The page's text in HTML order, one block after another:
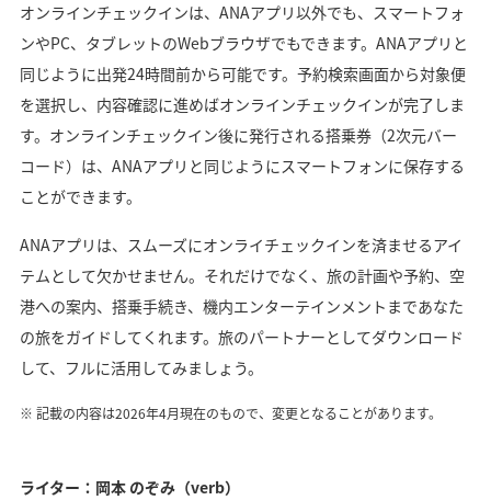
オンラインチェックインは、ANAアプリ以外でも、スマートフォ
ンやPC、タブレットのWebブラウザでもできます。ANAアプリと
同じように出発24時間前から可能です。予約検索画面から対象便
を選択し、内容確認に進めばオンラインチェックインが完了しま
す。オンラインチェックイン後に発行される搭乗券（2次元バー
コード）は、ANAアプリと同じようにスマートフォンに保存する
ことができます。
ANAアプリは、スムーズにオンライチェックインを済ませるアイ
テムとして欠かせません。それだけでなく、旅の計画や予約、空
港への案内、搭乗手続き、機内エンターテインメントまであなた
の旅をガイドしてくれます。旅のパートナーとしてダウンロード
して、フルに活用してみましょう。
記載の内容は2026年4月現在のもので、変更となることがあります。
ライター：岡本 のぞみ（verb）